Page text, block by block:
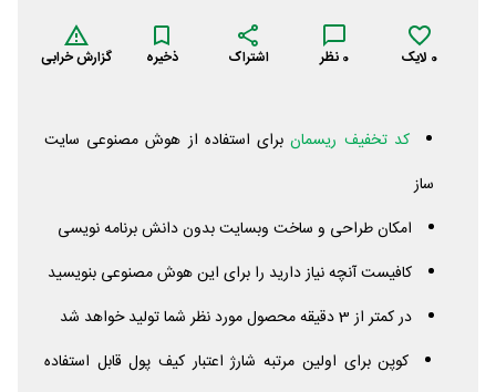
0 لایک 0 نظر اشتراک ذخیره گزارش خرابی
کد تخفیف ریسمانبرای استفاده از هوش مصنوعی سایت
ساز
امکان طراحی و ساخت وبسایت بدون دانش برنامه نویسی
کافیست آنچه نیاز دارید را برای این هوش مصنوعی بنویسید
در کمتر از 3 دقیقه محصول مورد نظر شما تولید خواهد شد
کوپن برای اولین مرتبه شارژ اعتبار کیف پول قابل استفاده